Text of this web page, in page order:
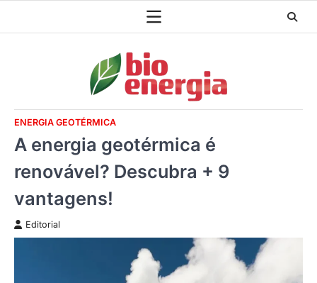
ENERGIA GEOTÉRMICA
A energia geotérmica é
renovável? Descubra + 9
vantagens!
Editorial